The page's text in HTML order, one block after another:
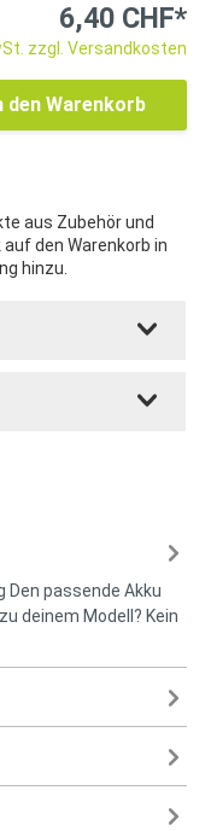
6,40 CHF*
zzgl. Versandkosten
den Warenkorb
aus Zubehör und
den Warenkorb in
hinzu.
Den passende Akku
deinem Modell? Kein